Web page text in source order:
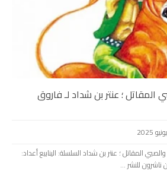
المقاتل ؛ عنتر بن شداد لـ فاروق
المقاتل ؛ عنتر بن شداد السلسلة: الينابيع أعداد:
ناشرون للنشر ...